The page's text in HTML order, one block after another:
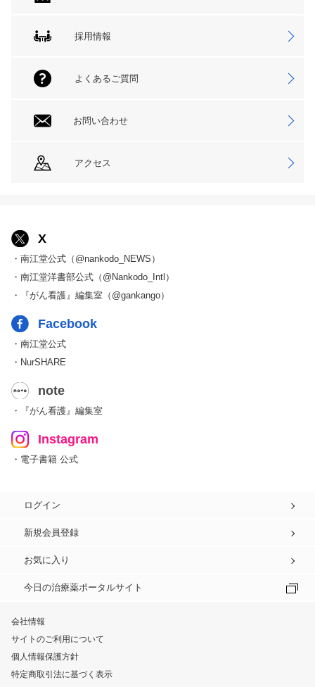
採用情報
よくあるご質問
お問い合わせ
アクセス
X
・南江堂公式（@nankodo_NEWS）
・南江堂洋書部公式（@Nankodo_Intl）
・『がん看護』編集室（@gankango）
Facebook
・南江堂公式
・NurSHARE
note
・『がん看護』編集室
Instagram
・電子書籍 公式
ログイン
新規会員登録
お気に入り
今日の治療薬ポータルサイト
会社情報
サイトのご利用について
個人情報保護方針
特定商取引法に基づく表示